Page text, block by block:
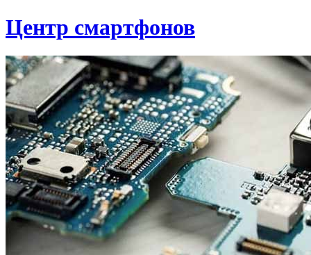
Центр смартфонов